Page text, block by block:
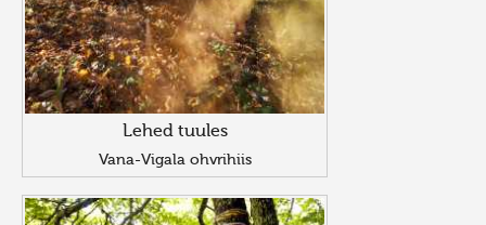
Lehed tuules
Vana-Vigala ohvrihiis